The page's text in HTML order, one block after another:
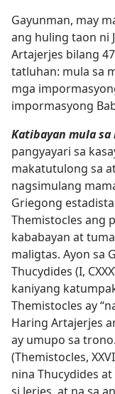
Gayunman, may
ang huling taon ni
Artajerjes bilang
tatluhan: mula sa
mga
impormasyong
Katibayan mula sa
pangyayari sa
makatutulong sa
nagsimulang
Griegong
Themistocles ang
kababayan at
maligtas. Ayon sa
Thucydides (I,
kaniyang
Themistocles ay
Haring Artajerjes
ay umupo sa
(Themistocles,
nina Thucydides